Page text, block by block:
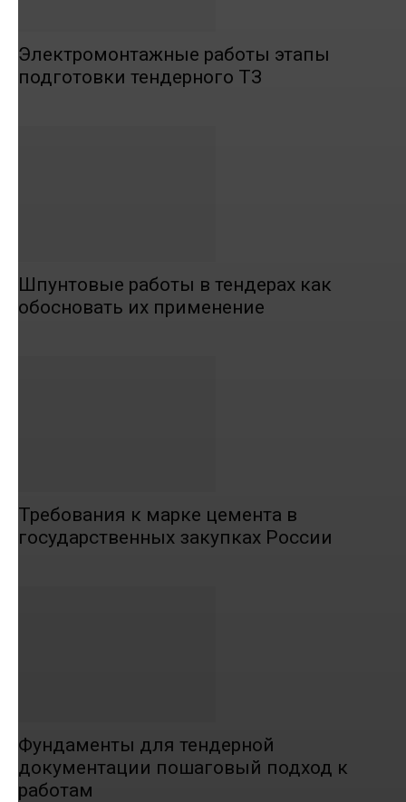
Электромонтажные работы этапы
подготовки тендерного ТЗ
Шпунтовые работы в тендерах как
обосновать их применение
Требования к марке цемента в
государственных закупках России
Фундаменты для тендерной
документации пошаговый подход к
работам